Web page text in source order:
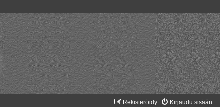
Kirjaudu sisään
Rekisteröidy